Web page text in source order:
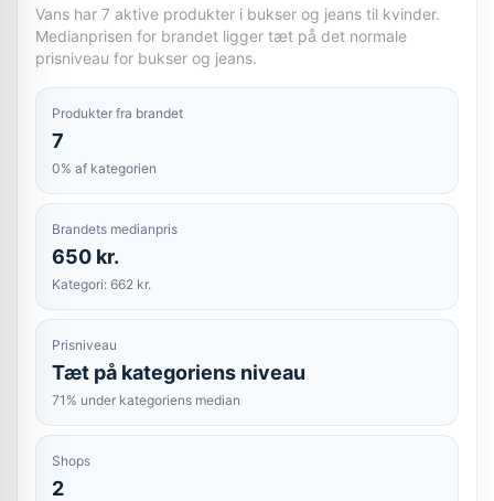
Vans har 7 aktive produkter i bukser og jeans til kvinder.
Medianprisen for brandet ligger tæt på det normale
prisniveau for bukser og jeans.
Produkter fra brandet
7
0% af kategorien
Brandets medianpris
650 kr.
Kategori: 662 kr.
Prisniveau
Tæt på kategoriens niveau
71% under kategoriens median
Shops
2